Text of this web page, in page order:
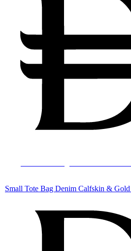
Small Tote Bag Denim Calfskin &